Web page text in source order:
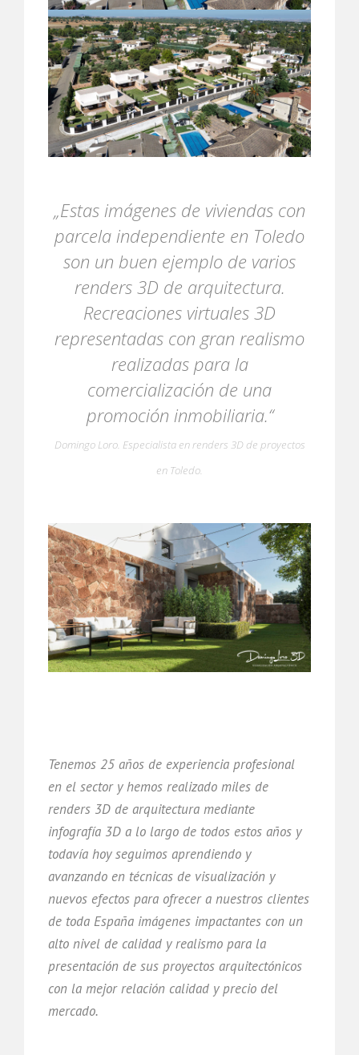
„Estas imágenes de viviendas con
parcela independiente en Toledo
son un buen ejemplo de varios
renders 3D de arquitectura.
Recreaciones virtuales 3D
representadas con gran realismo
realizadas para la
comercialización de una
promoción inmobiliaria.“
Domingo Loro. Especialista en renders 3D de proyectos
en Toledo.
Tenemos 25 años de experiencia profesional
en el sector y hemos realizado miles de
renders 3D de arquitectura mediante
infografía 3D a lo largo de todos estos años y
todavía hoy seguimos aprendiendo y
avanzando en técnicas de visualización y
nuevos efectos para ofrecer a nuestros clientes
de toda España imágenes impactantes con un
alto nivel de calidad y realismo para la
presentación de sus proyectos arquitectónicos
con la mejor relación calidad y precio del
mercado.